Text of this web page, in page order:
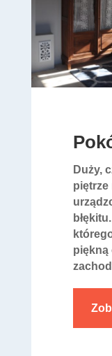
Duży,
piętrze
piękną